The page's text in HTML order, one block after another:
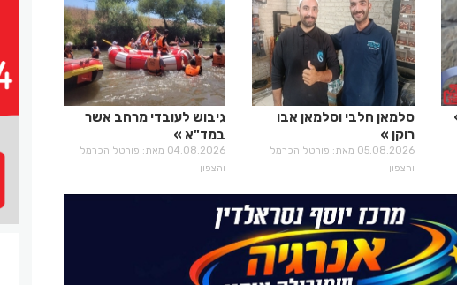
סלמאן חלבי וסלמאן אבו
רוקן
05.08.2026 מאת: פורטל הכרמל
והצפון
גיבוש לעובדי מרחב אשר
במד"א
04.08.2026 מאת: פורטל הכרמל
והצפון